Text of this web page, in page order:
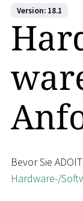
Version: 18.1
Bevor Sie
Hardware-/